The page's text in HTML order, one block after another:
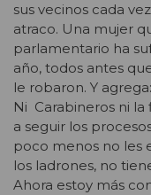
sus vecinos cada
atraco. Una mujer
parlamentario ha
año, todos antes
le robaron. Y
Ni Carabineros ni la
a seguir los
poco menos no les
los ladrones, no
Ahora estoy más